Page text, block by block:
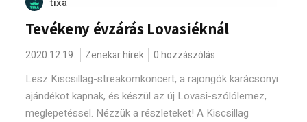
Tevékeny évzárás Lovasiéknál
2020.12.19. Zenekar hírek 0 hozzászólás
Lesz Kiscsillag-streakomkoncert, a rajongók karácsonyi
ajándékot kapnak, és készül az új Lovasi-szólólemez,
meglepetéssel. Nézzük a részleteket! A Kiscsillag